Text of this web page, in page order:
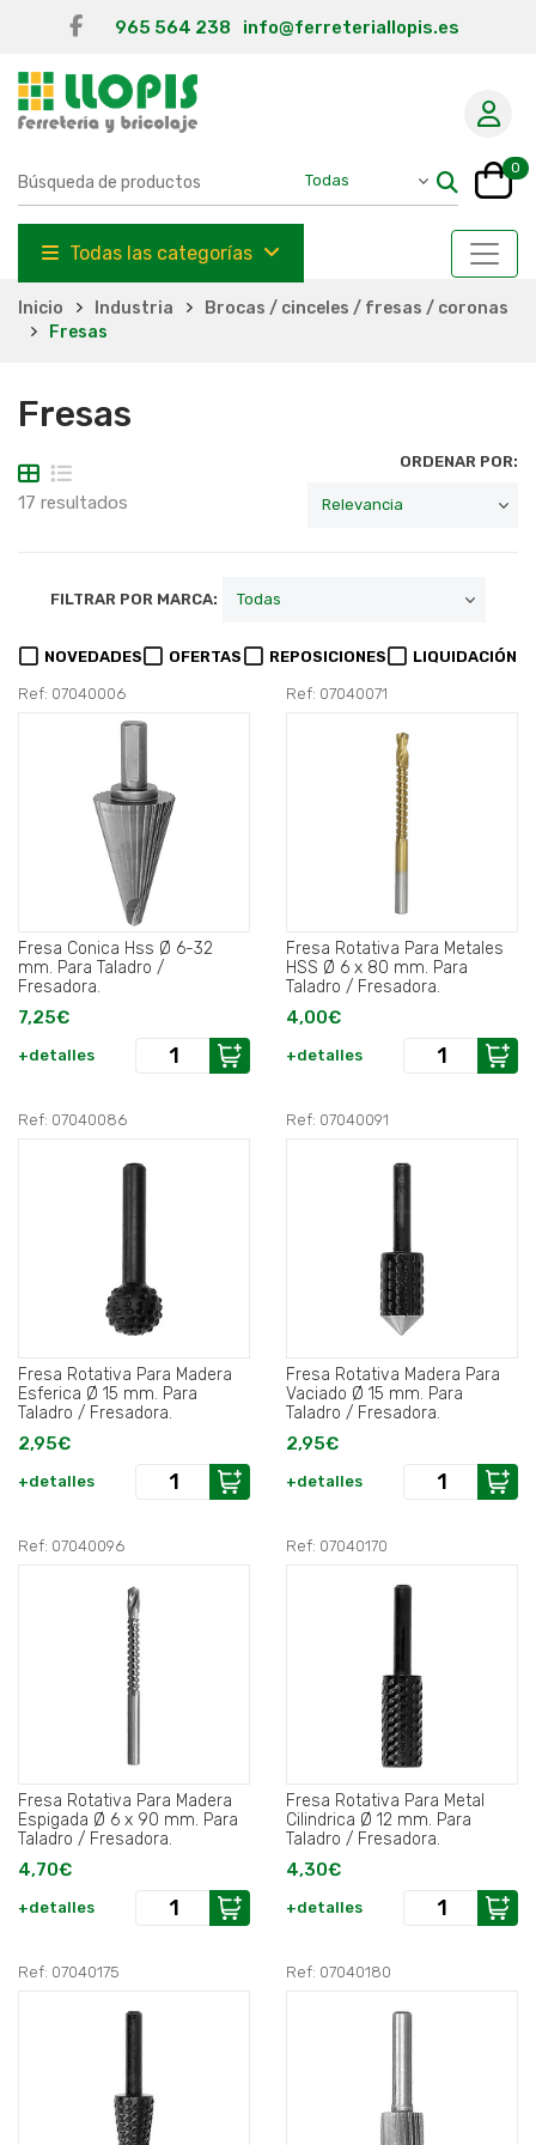
965 564 238 info@ferreteriallopis.es
0
Todas las categorías
Inicio Industria
Brocas / cinceles / fresas / coronas
Fresas
Fresas
17 resultados
ORDENAR POR:
FILTRAR POR MARCA:
NOVEDADES OFERTAS REPOSICIONES LIQUIDACIÓN
Ref: 07040006
Fresa Conica Hss Ø 6-32
mm. Para Taladro /
Fresadora.
7,25€
+detalles
Ref: 07040071
Fresa Rotativa Para Metales
HSS Ø 6 x 80 mm. Para
Taladro / Fresadora.
4,00€
+detalles
Ref: 07040086
Fresa Rotativa Para Madera
Esferica Ø 15 mm. Para
Taladro / Fresadora.
2,95€
+detalles
Ref: 07040091
Fresa Rotativa Madera Para
Vaciado Ø 15 mm. Para
Taladro / Fresadora.
2,95€
+detalles
Ref: 07040096
Fresa Rotativa Para Madera
Espigada Ø 6 x 90 mm. Para
Taladro / Fresadora.
4,70€
+detalles
Ref: 07040170
Fresa Rotativa Para Metal
Cilindrica Ø 12 mm. Para
Taladro / Fresadora.
4,30€
+detalles
Ref: 07040175 Ref: 07040180